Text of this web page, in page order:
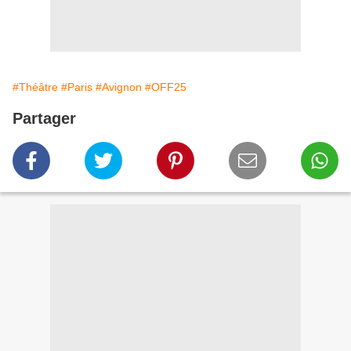
#Théâtre #Paris #Avignon #OFF25
Partager